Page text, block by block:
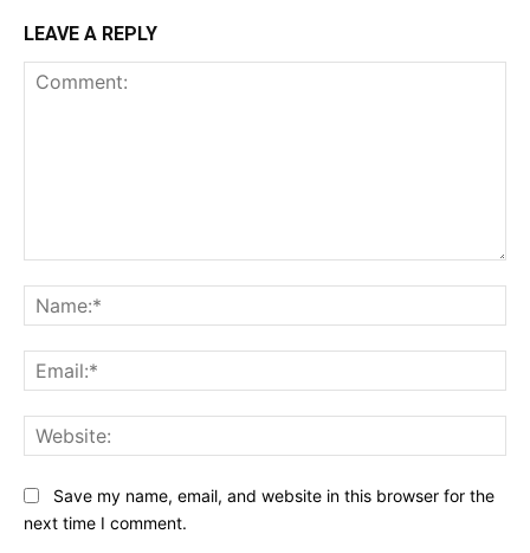
LEAVE A REPLY
Save my name, email, and website in this browser for the
next time I comment.